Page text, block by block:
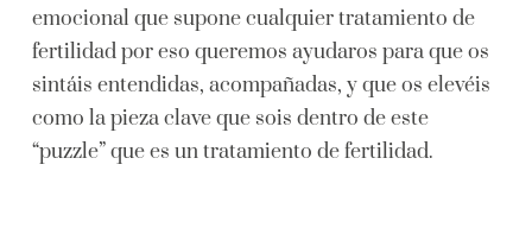
emocional que supone cualquier tratamiento de
fertilidad por eso queremos ayudaros para que os
sintáis entendidas, acompañadas, y que os elevéis
como la pieza clave que sois dentro de este
“puzzle” que es un tratamiento de fertilidad.